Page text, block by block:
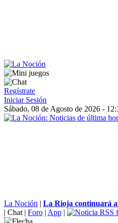
Regístrate
Iniciar Sesión
Sábado, 08 de Agosto de 2026 -
La Noción | La Rioja continuará
| Chat | Foro | App |